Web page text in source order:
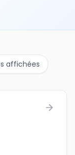
affichées